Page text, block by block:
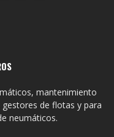
mantenimiento
de flotas y para
neumáticos.